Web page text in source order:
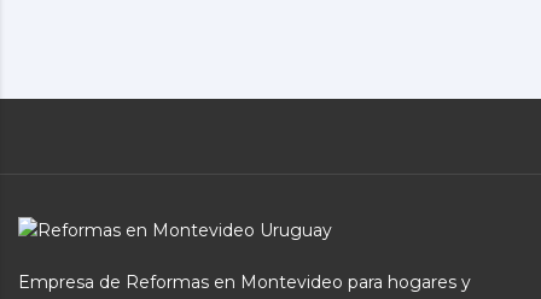
Empresa de Reformas en Montevideo para hogares y